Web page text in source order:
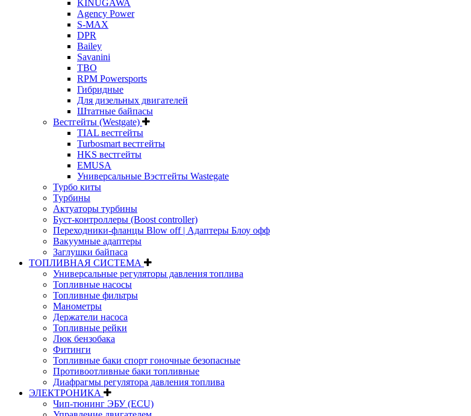
KINUGAWA
Agency Power
S-MAX
DPR
Bailey
Savanini
TBO
RPM Powersports
Гибридные
Для дизельных двигателей
Штатные байпасы
Вестгейты (Westgate)
TIAL вестгейты
Turbosmart вестгейты
HKS вестгейты
EMUSA
Универсальные Вэстгейты Wastegate
Турбо киты
Турбины
Актуаторы турбины
Буст-контроллеры (Boost controller)
Переходники-фланцы Blow off | Адаптеры Блоу офф
Вакуумные адаптеры
Заглушки байпаса
ТОПЛИВНАЯ СИСТЕМА
Универсальные регуляторы давления топлива
Топливные насосы
Топливные фильтры
Манометры
Держатели насоса
Топливные рейки
Люк бензобака
Фитинги
Топливные баки спорт гоночные безопасные
Противоотливные баки топливные
Диафрагмы регулятора давления топлива
ЭЛЕКТРОНИКА
Чип-тюнинг ЭБУ (ECU)